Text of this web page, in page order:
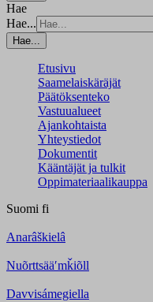
Hae
Hae...
Hae...
Etusivu
Saamelaiskäräjät
Päätöksenteko
Vastuualueet
Ajankohtaista
Yhteystiedot
Dokumentit
Kääntäjät ja tulkit
Oppimateriaalikauppa
Suomi fi
Anarâškielâ
Nuõrttsääʹmǩiõll
Davvisámegiella